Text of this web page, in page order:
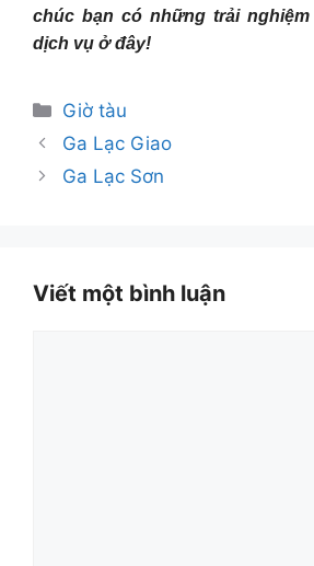
chúc bạn có những trải
dịch vụ ở đây!
Danh
mục
Giờ tàu
Ga Lạc Giao
Ga Lạc Sơn
Viết một bình luận